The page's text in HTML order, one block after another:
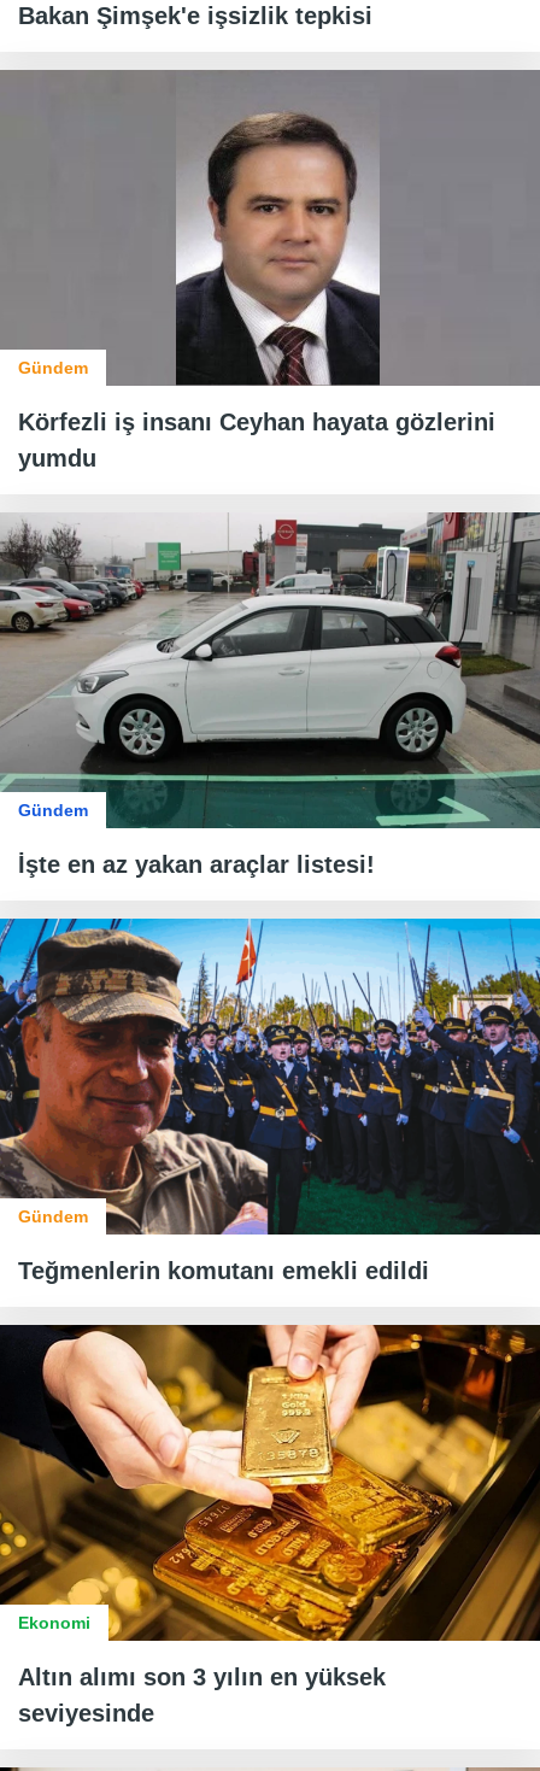
Bakan Şimşek'e işsizlik tepkisi
Gündem
Körfezli iş insanı Ceyhan hayata gözlerini
yumdu
Gündem
İşte en az yakan araçlar listesi!
Gündem
Teğmenlerin komutanı emekli edildi
Ekonomi
Altın alımı son 3 yılın en yüksek
seviyesinde